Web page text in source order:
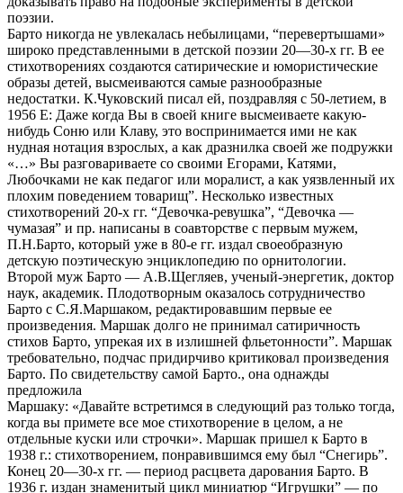
поэзии.
Барто никогда не увлекалась небылицами, “перевертышами»
широко представленными в детской поэзии 20—30-х гг. В ее
стихотворениях создаются сатирические и юмористические
образы детей, высмеиваются самые разнообразные
недостатки. К.Чуковский писал ей, поздравляя с 50-летием, в
1956 Е: Даже когда Вы в своей книге высмеиваете какую-
нибудь Соню или Клаву, это воспринимается ими не как
нудная нотация взрослых, а как дразнилка своей же подружки
«…» Вы разговариваете со своими Егорами, Катями,
Любочками не как педагог или моралист, а как уязвленный их
плохим поведением товарищ”. Несколько известных
стихотворений 20-х гг. “Девочка-ревушка”, “Девочка —
чумазая” и пр. написаны в соавторстве с первым мужем,
П.Н.Барто, который уже в 80-е гг. издал своеобразную
детскую поэтическую энциклопедию по орнитологии.
Второй муж Барто — А.В.Щегляев, ученый-энергетик, доктор
наук, академик. Плодотворным оказалось сотрудничество
Барто с С.Я.Маршаком, редактировавшим первые ее
произведения. Маршак долго не принимал сатиричность
стихов Барто, упрекая их в излишней фльетонности”. Маршак
требовательно, подчас придирчиво критиковал произведения
Барто. По свидетельству самой Барто., она однажды
предложила
Маршаку: «Давайте встретимся в следующий раз только тогда,
когда вы примете все мое стихотворение в целом, а не
отдельные куски или строчки». Маршак пришел к Барто в
1938 г.: стихотворением, понравившимся ему был “Снегирь”.
Конец 20—30-х гг. — период расцвета дарования Барто. В
1936 г. издан знаменитый цикл миниатюр “Игрушки” — по